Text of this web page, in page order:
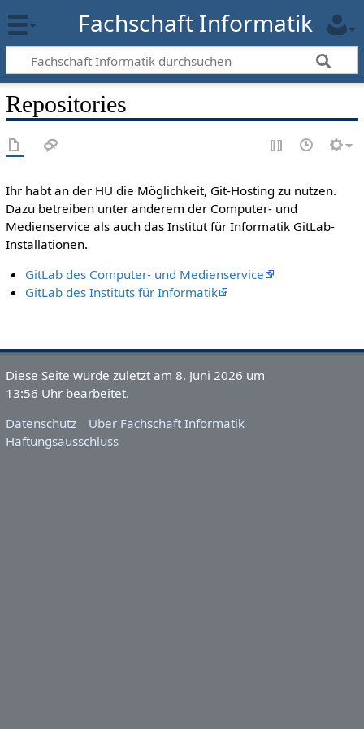
Fachschaft Informatik
Repositories
Ihr habt an der HU die Möglichkeit, Git-Hosting zu nutzen.
Dazu betreiben unter anderem der Computer- und
Medienservice als auch das Institut für Informatik GitLab-
Installationen.
GitLab des Computer- und Medienservice
GitLab des Instituts für Informatik
Diese Seite wurde zuletzt am 8. Juni 2026 um
13:56 Uhr bearbeitet.
Datenschutz
Über Fachschaft Informatik
Haftungsausschluss